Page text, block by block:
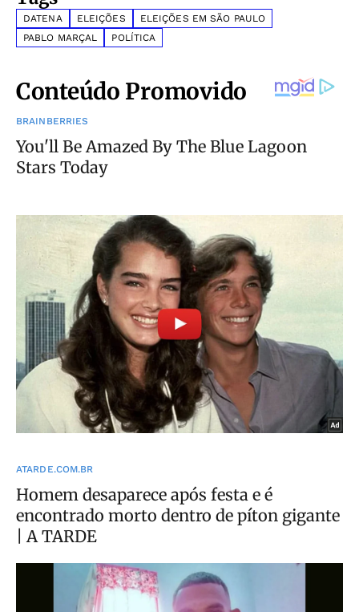
DATENA ELEIÇÕES
ELEIÇÕES EM SÃO PAULO
PABLO MARÇAL
POLÍTICA